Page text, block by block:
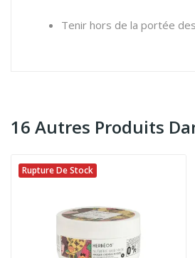
Tenir hors de la portée
16 Autres Produits
Rupture De Stock